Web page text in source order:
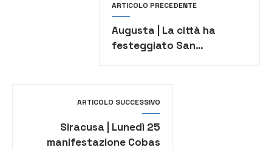
ARTICOLO PRECEDENTE
Augusta | La città ha
festeggiato San
ARTICOLO SUCCESSIVO
Siracusa | Lunedì 25
manifestazione Cobas